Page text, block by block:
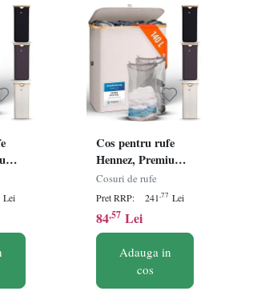
Lei
Cos pentru rufe
Hennez, Premium,
2 compartimente,
bej, 140 l, Resigilat,
Grad A
Cosuri de rufe
Pret RRP: 241,77 Lei
84,57 Lei
Adauga in
cos